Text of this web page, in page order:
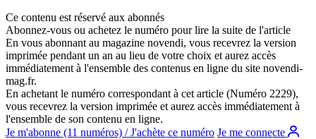
Ce contenu est réservé aux abonnés
Abonnez-vous ou achetez le numéro pour lire la suite de l'article
En vous abonnant au magazine novendi, vous recevrez la version
imprimée pendant un an au lieu de votre choix et aurez accès
immédiatement à l'ensemble des contenus en ligne du site novendi-
mag.fr.
En achetant le numéro correspondant à cet article (Numéro 2229),
vous recevrez la version imprimée et aurez accès immédiatement à
l'ensemble de son contenu en ligne.
Je m'abonne (11 numéros) / J'achète ce numéro Je me connecte